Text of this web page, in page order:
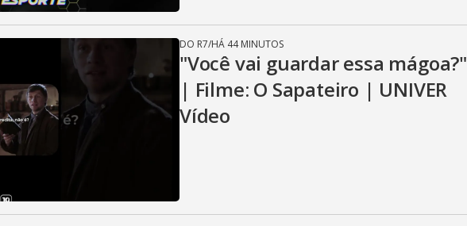
DO R7/HÁ 44 MINUTOS
"Você vai guardar essa mágoa?"
| Filme: O Sapateiro | UNIVER
Vídeo